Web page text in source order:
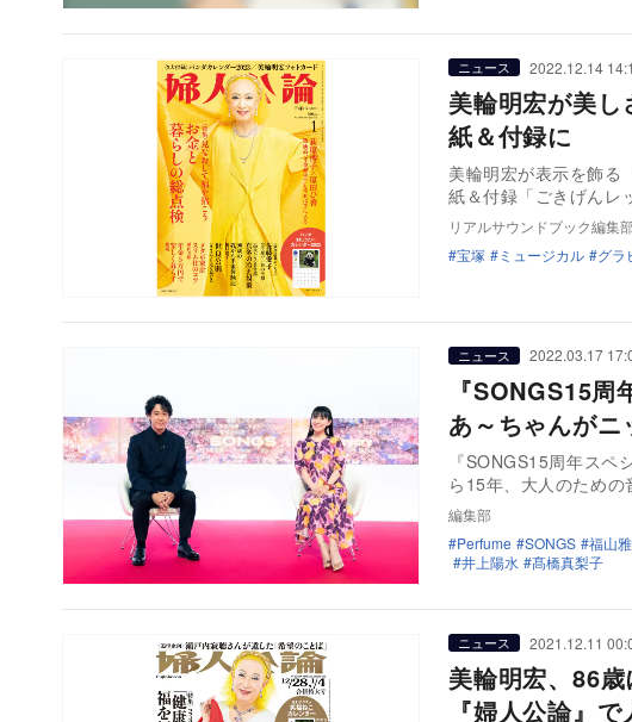
ニュース 2022.12.14
美輪明宏が美
紙＆付録に
美輪明宏が表示を飾る『婦
紙＆付録「ごきげん
リアルサウンドブック編集
宝塚
ミュージカル グラ
ニュース 2022.03.17
『SONGS15
あ～ちゃんが
『SONGS15周年スペシャル
ら15年、大人のため
編集部
Perfume
SONGS 福山
井上陽水
髙橋真梨子
ニュース 2021.12.11
美輪明宏、86
『婦人公論』